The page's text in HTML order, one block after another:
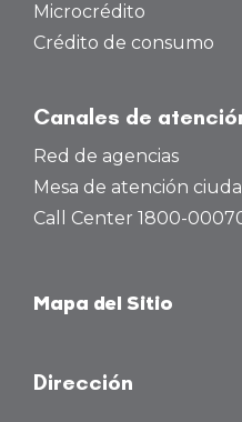
Microcrédito
Crédito de consumo
Canales de
Red de agencias
Mesa de atención
Call Center 1800-
Mapa del Sitio
Dirección